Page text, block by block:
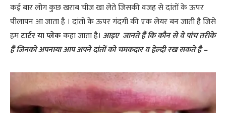
कई बार लोग कुछ खराब चीज खा लेते जिसकी वजह से दांतों के ऊपर
पीलापन आ जाता है । दांतों के ऊपर गंदगी की एक लेयर बन जाती है जिसे
हमटार्टर या प्लेककहा जाता है। आइए जानते हैं कि कौन से वे पांच तरीके
हैं जिनको अपनाया आप अपने दांतों को चमकदार व हेल्दी रख सकते है –